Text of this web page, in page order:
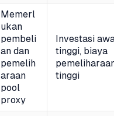
Memerl
ukan
pembeli
an dan
pemelih
araan
pool
proxy
Investasi
tinggi, biaya
tinggi